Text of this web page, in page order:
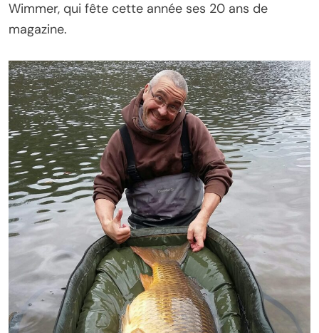
Wimmer, qui fête cette année ses 20 ans de
magazine.